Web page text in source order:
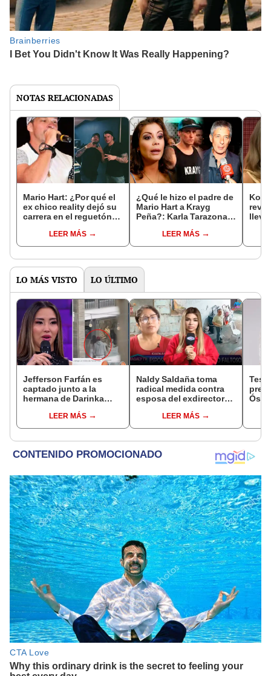
NOTAS RELACIONADAS
Mario Hart: ¿Por qué el
ex chico reality dejó su
carrera en el reguetón
colaboración con Feid?
LEER MÁS
¿Qué le hizo el padre de
Mario Hart a Krayg
Peña?: Karla Tarazona
LEER MÁS
LO MÁS VISTO LO ÚLTIMO
Jefferson Farfán es
captado junto a la
hermana de Darinka
Kanashiro trabajaba: “Él
tiene sus…”
LEER MÁS
Naldy Saldaña toma
radical medida contra
esposa del exdirector
acusarla de tener
relación con él: “Es
LEER MÁS